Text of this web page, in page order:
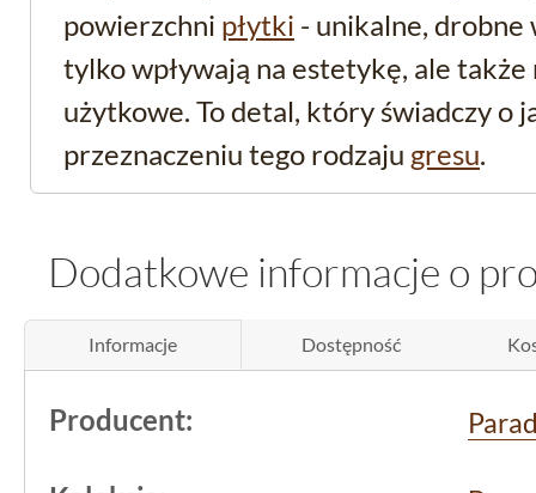
powierzchni płytki - unikalne, drobne
tylko wpływają na estetykę, ale
użytkowe. To detal, który świadczy o
przeznaczeniu tego rodzaju gresu.
szary gres techniczny
R12 na schody i nie
Produkt został zaprojektowany z
Dodatkowe informacje o
Informacje Dostępność
Producent: